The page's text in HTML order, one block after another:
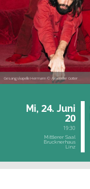
Gesangskapelle Hermann © Alexander Gotter
Mi, 24. Juni
20
19:30
Mittlerer Saal
Brucknerhaus
Linz